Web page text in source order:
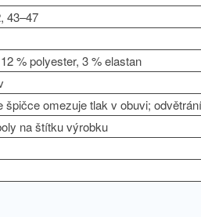
43–47
% polyester, 3 % elastan
špičce omezuje tlak v obuvi;
na štítku výrobku